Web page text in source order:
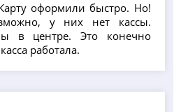
оформили быстро. Но!
у них нет кассы.
в центре. Это конечно
работала.